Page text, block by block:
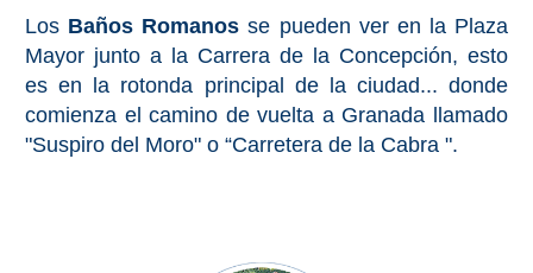
➜
Granada
Los Baños Romanos se pueden ver en la Plaza
Mayor junto a la Carrera de la Concepción, esto
es en la rotonda principal de la ciudad... donde
comienza el camino de vuelta a Granada llamado
"Suspiro del Moro" o “Carretera de la Cabra ".